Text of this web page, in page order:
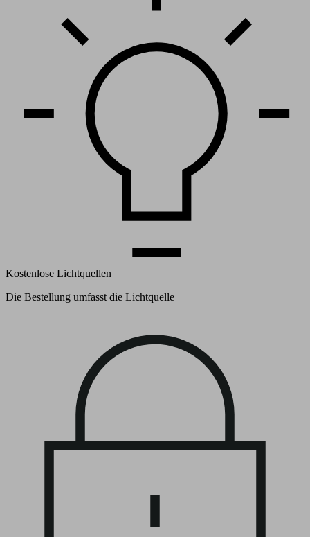
Kostenlose Lichtquellen
Die Bestellung umfasst die Lichtquelle